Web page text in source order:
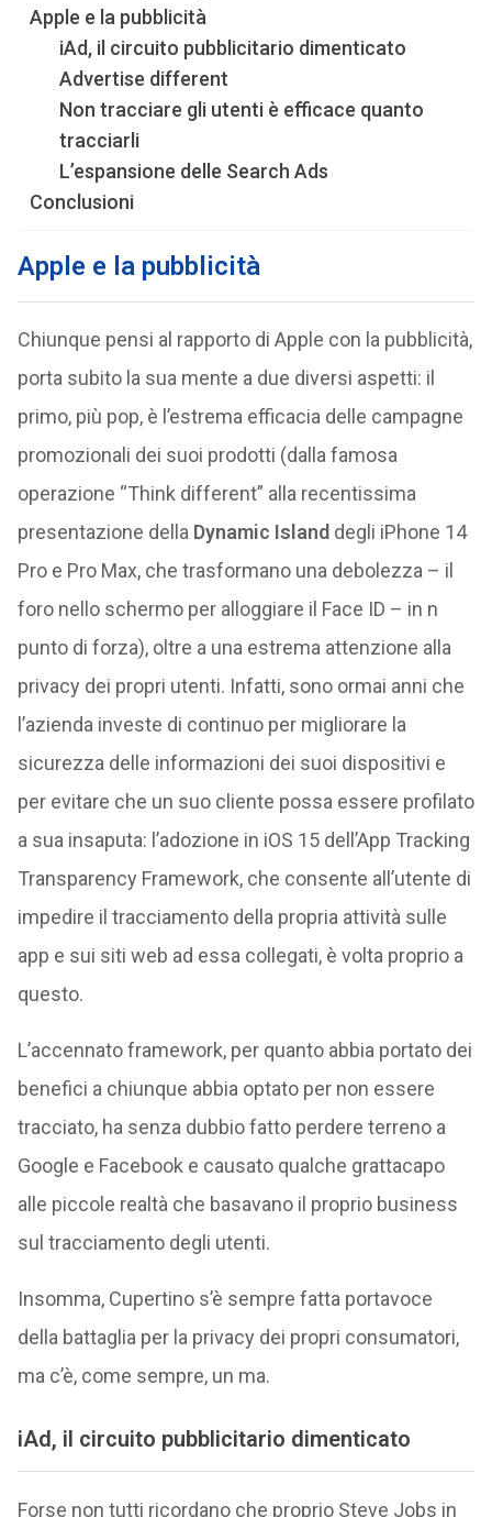
Apple e la pubblicità
iAd, il circuito pubblicitario dimenticato
Advertise different
Non tracciare gli utenti è efficace quanto
tracciarli
L’espansione delle Search Ads
Conclusioni
Apple e la pubblicità
Chiunque pensi al rapporto di Apple con la pubblicità,
porta subito la sua mente a due diversi aspetti: il
primo, più pop, è l’estrema efficacia delle campagne
promozionali dei suoi prodotti (dalla famosa
operazione “Think different” alla recentissima
presentazione della Dynamic Island degli iPhone 14
Pro e Pro Max, che trasformano una debolezza – il
foro nello schermo per alloggiare il Face ID – in n
punto di forza), oltre a una estrema attenzione alla
privacy dei propri utenti. Infatti, sono ormai anni che
l’azienda investe di continuo per migliorare la
sicurezza delle informazioni dei suoi dispositivi e
per evitare che un suo cliente possa essere profilato
a sua insaputa: l’adozione in iOS 15 dell’App Tracking
Transparency Framework, che consente all’utente di
impedire il tracciamento della propria attività sulle
app e sui siti web ad essa collegati, è volta proprio a
questo.
L’accennato framework, per quanto abbia portato dei
benefici a chiunque abbia optato per non essere
tracciato, ha senza dubbio fatto perdere terreno a
Google e Facebook e causato qualche grattacapo
alle piccole realtà che basavano il proprio business
sul tracciamento degli utenti.
Insomma, Cupertino s’è sempre fatta portavoce
della battaglia per la privacy dei propri consumatori,
ma c’è, come sempre, un ma.
iAd, il circuito pubblicitario dimenticato
Forse non tutti ricordano che proprio Steve Jobs in